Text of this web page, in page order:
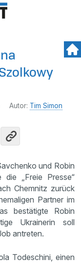
Autor: Tim Simon
und Robin
„Freie Presse“
Chemnitz zurück
Partner im
bestätigte Robin
Ukrainerin soll
antreten.
Todeschini, einen